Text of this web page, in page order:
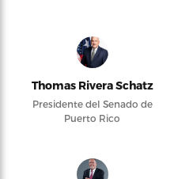
Thomas Rivera Schatz
Presidente del Senado de
Puerto Rico